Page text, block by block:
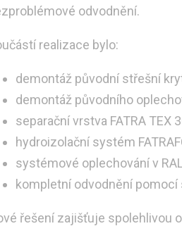
odvodnění.
realizace bylo:
demontáž původní střešní
demontáž původního
separační vrstva FATRA TEX
hydroizolační systém
systémové oplechování v
kompletní odvodnění
řešení zajišťuje spolehlivou